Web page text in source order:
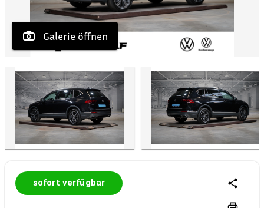
Galerie öffnen
sofort verfügbar